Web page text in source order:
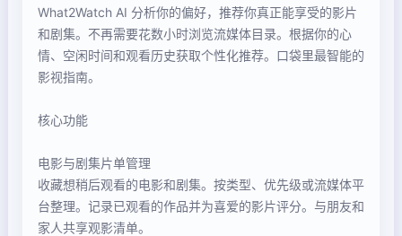
What2Watch AI 分析你的偏好，推荐你真正能享受的影片
和剧集。不再需要花数小时浏览流媒体目录。根据你的心
情、空闲时间和观看历史获取个性化推荐。口袋里最智能的
影视指南。
核心功能
电影与剧集片单管理
收藏想稍后观看的电影和剧集。按类型、优先级或流媒体平
台整理。记录已观看的作品并为喜爱的影片评分。与朋友和
家人共享观影清单。